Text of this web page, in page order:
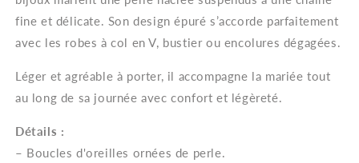
fine et délicate. Son design épuré s’accorde parfaitement
avec les robes à col en V, bustier ou encolures dégagées.
Léger et agréable à porter, il accompagne la mariée tout
au long de sa journée avec confort et légèreté.
Détails :
– Boucles d'oreilles ornées de perle.